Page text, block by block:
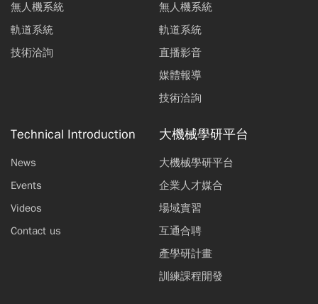
無人機系統
軌道系統
技術洽詢
無人機系統
軌道系統
直播影音
媒體報導
技術洽詢
Technical Introduction
News
Events
Videos
Contact us
大機械學研平台
大機械學研平台
企業人才媒合
場域實習
互通合聘
產學研計畫
訓練課程開發